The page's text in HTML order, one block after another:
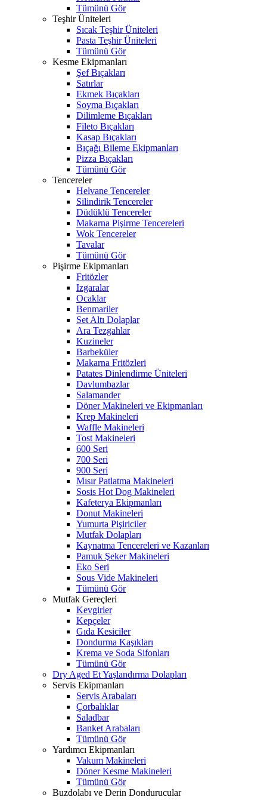
Tümünü Gör
Teşhir Üniteleri
Sıcak Teşhir Üniteleri
Pasta Teşhir Üniteleri
Tümünü Gör
Kesme Ekipmanları
Şef Bıçakları
Satırlar
Ekmek Bıçakları
Soyma Bıçakları
Dilimleme Bıçakları
Fileto Bıçakları
Kasap Bıçakları
Bıçağı Bileme Ekipmanları
Pizza Bıçakları
Tümünü Gör
Tencereler
Helvane Tencereler
Silindirik Tencereler
Düdüklü Tencereler
Makarna Pişirme Tencereleri
Wok Tencereler
Tavalar
Tümünü Gör
Pişirme Ekipmanları
Fritözler
Izgaralar
Ocaklar
Benmariler
Set Altı Dolaplar
Ara Tezgahlar
Kuzineler
Barbeküler
Makarna Fritözleri
Patates Dinlendirme Üniteleri
Davlumbazlar
Salamander
Döner Makineleri ve Ekipmanları
Krep Makineleri
Waffle Makineleri
Tost Makineleri
600 Seri
700 Seri
900 Seri
Mısır Patlatma Makineleri
Sosis Hot Dog Makineleri
Kafeterya Ekipmanları
Donut Makineleri
Yumurta Pişiriciler
Mutfak Dolapları
Kaynatma Tencereleri ve Kazanları
Pamuk Şeker Makineleri
Eko Seri
Sous Vide Makineleri
Tümünü Gör
Mutfak Gereçleri
Kevgirler
Kepçeler
Gıda Kesiciler
Dondurma Kaşıkları
Krema ve Soda Sifonları
Tümünü Gör
Dry Aged Et Yaşlandırma Dolapları
Servis Ekipmanları
Servis Arabaları
Çorbalıklar
Saladbar
Banket Arabaları
Tümünü Gör
Yardımcı Ekipmanları
Vakum Makineleri
Döner Kesme Makineleri
Tümünü Gör
Buzdolabı ve Derin Dondurucular